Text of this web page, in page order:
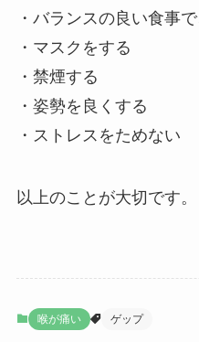
・バランスの良い食事
・マスクをする
・禁煙する
・姿勢を良くする
・ストレスをためない
以上のことが大切です。
喉が痛い ゲップ